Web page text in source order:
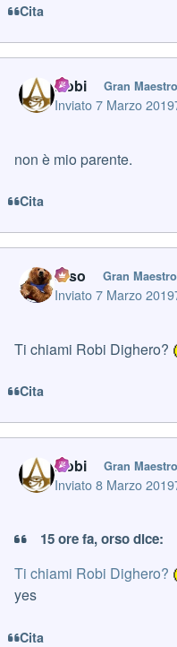
Cita
Robi Gran Maestro
Inviato7 Marzo 2019
non è mio parente.
Cita
orso Gran Maestro
Inviato7 Marzo 2019
Ti chiami Robi Dighero?
Cita
Robi Gran Maestro
Inviato8 Marzo 2019
15 ore fa, orso dice:
Ti chiami Robi Dighero?
yes
Cita